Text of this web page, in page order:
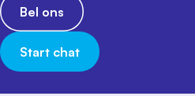
Bel ons
Start chat